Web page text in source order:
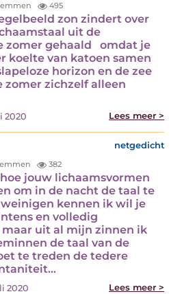
495
zon zindert over
uit de
zomer gehaald omdat je
koelte van katoen samen
horizon en de zee
zichzelf alleen
2020 Lees meer >
netgedicht
382
jouw lichaamsvormen
om in de nacht de taal te
kennen ik wil je
en volledig
uit al mijn zinnen ik
de taal van de
te treden de tedere
2020 Lees meer >